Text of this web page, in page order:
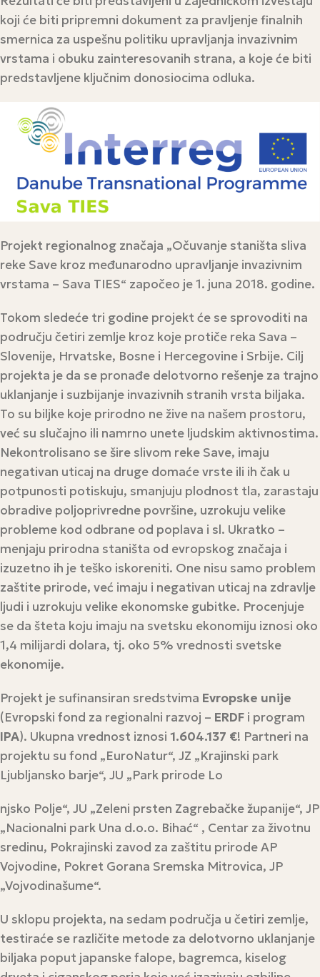
koji će biti pripremni dokument za pravljenje finalnih
smernica za uspešnu politiku upravljanja invazivnim
vrstama i obuku zainteresovanih strana, a koje će biti
predstavljene ključnim donosiocima odluka.
Projekt regionalnog značaja „Očuvanje staništa sliva
reke Save kroz međunarodno upravljanje invazivnim
vrstama – Sava TIES“ započeo je 1. juna 2018. godine.
Tokom sledeće tri godine projekt će se sprovoditi na
području četiri zemlje kroz koje protiče reka Sava –
Slovenije, Hrvatske, Bosne i Hercegovine i Srbije. Cilj
projekta je da se pronađe delotvorno rešenje za trajno
uklanjanje i suzbijanje invazivnih stranih vrsta biljaka.
To su biljke koje prirodno ne žive na našem prostoru,
već su slučajno ili namrno unete ljudskim aktivnostima.
Nekontrolisano se šire slivom reke Save, imaju
negativan uticaj na druge domaće vrste ili ih čak u
potpunosti potiskuju, smanjuju plodnost tla, zarastaju
obradive poljoprivredne površine, uzrokuju velike
probleme kod odbrane od poplava i sl. Ukratko –
menjaju prirodna staništa od evropskog značaja i
izuzetno ih je teško iskoreniti. One nisu samo problem
zaštite prirode, već imaju i negativan uticaj na zdravlje
ljudi i uzrokuju velike ekonomske gubitke. Procenjuje
se da šteta koju imaju na svetsku ekonomiju iznosi oko
1,4 milijardi dolara, tj. oko 5% vrednosti svetske
ekonomije.
Projekt je sufinansiran sredstvima Evropske unije
(Evropski fond za regionalni razvoj – ERDF i program
IPA). Ukupna vrednost iznosi 1.604.137 €! Partneri na
projektu su fond „EuroNatur“, JZ „Krajinski park
Ljubljansko barje“, JU „Park prirode Lo
njsko Polje“, JU „Zeleni prsten Zagrebačke županije“, JP
„Nacionalni park Una d.o.o. Bihać“ , Centar za životnu
sredinu, Pokrajinski zavod za zaštitu prirode AP
Vojvodine, Pokret Gorana Sremska Mitrovica, JP
„Vojvodinašume“.
U sklopu projekta, na sedam područja u četiri zemlje,
testiraće se različite metode za delotvorno uklanjanje
biljaka poput japanske falope, bagremca, kiselog